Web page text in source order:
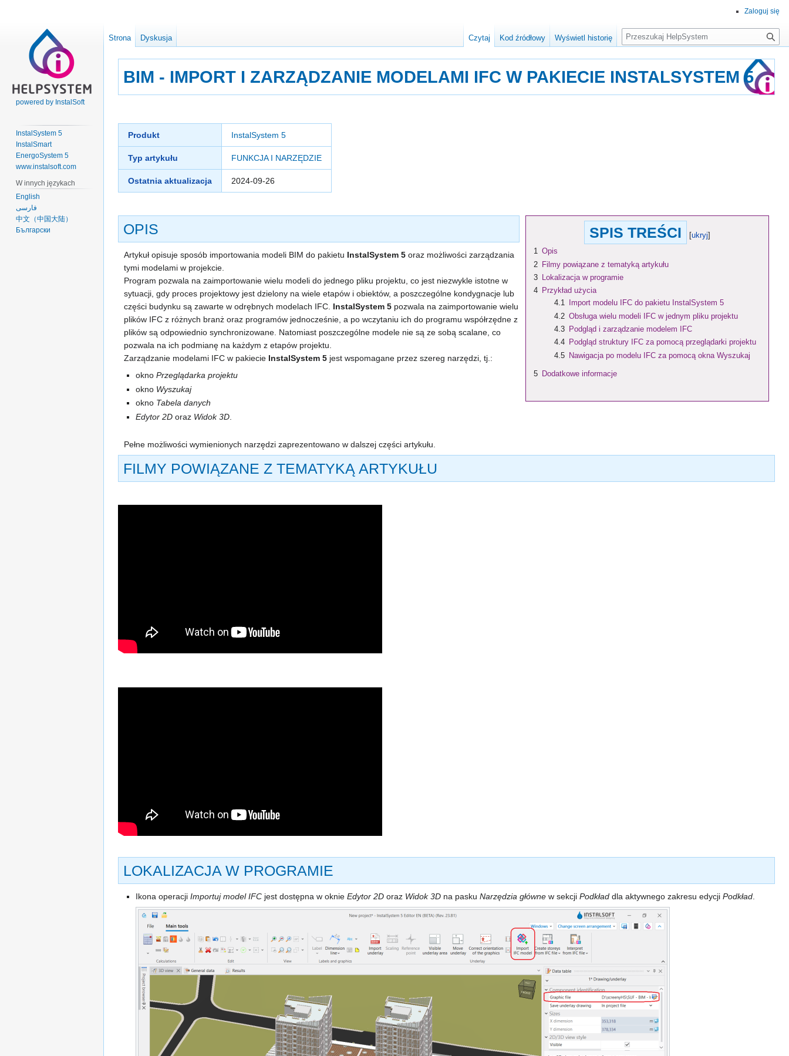
BIM - IMPORT I ZARZĄDZANIE MODELAMI IFC W PAKIECIE INSTALSYSTEM 5
do
nawigacji
do
wyszukiwania
Produkt InstalSystem 5
Typ artykułu FUNKCJA I NARZĘDZIE
Ostatnia aktualizacja 2024-09-26
SPIS TREŚCI
1 Opis
2 Filmy powiązane z tematyką artykułu
3 Lokalizacja w programie
4 Przykład użycia
4.1
Import modelu IFC do pakietu InstalSystem 5
4.2 Obsługa wielu modeli IFC w jednym pliku projektu
4.3
Podgląd i zarządzanie modelem IFC
4.4
Podgląd struktury IFC za pomocą przeglądarki projektu
4.5 Nawigacja po modelu IFC za pomocą okna Wyszukaj
5 Dodatkowe informacje
OPIS
Artykuł opisuje sposób importowania modeli BIM do pakietu InstalSystem 5 oraz możliwości zarządzania
tymi modelami w projekcie.
Program pozwala na zaimportowanie wielu modeli do jednego pliku projektu, co jest niezwykle istotne w
sytuacji, gdy proces projektowy jest dzielony na wiele etapów i obiektów, a poszczególne kondygnacje lub
części budynku są zawarte w odrębnych modelach IFC. InstalSystem 5 pozwala na zaimportowanie wielu
plików IFC z różnych branż oraz programów jednocześnie, a po wczytaniu ich do programu współrzędne z
plików są odpowiednio synchronizowane. Natomiast poszczególne modele nie są ze sobą scalane, co
pozwala na ich podmianę na każdym z etapów projektu.
Zarządzanie modelami IFC w pakiecie InstalSystem 5 jest wspomagane przez szereg narzędzi, tj.:
oknoPrzeglądarka projektu
okno Wyszukaj
okno Tabela danych
Edytor 2D oraz Widok 3D
Pełne możliwości wymienionych narzędzi zaprezentowano w dalszej części artykułu.
FILMY POWIĄZANE Z TEMATYKĄ ARTYKUŁU
LOKALIZACJA W PROGRAMIE
Ikona operacjiImportuj model IFC jest dostępna w oknieEdytor 2D oraz Widok 3D na paskuNarzędzia główne w sekcjiPodkład dla aktywnego zakresu edycjiPodkład
Zaloguj się
Strona Dyskusja Czytaj Kod źródłowy Wyświetl historię
Szukaj
powered by InstalSoft
InstalSystem 5
InstalSmart
EnergoSystem 5
www.instalsoft.com
W innych językach
English
فارسی
中文（中国大陆）
Български